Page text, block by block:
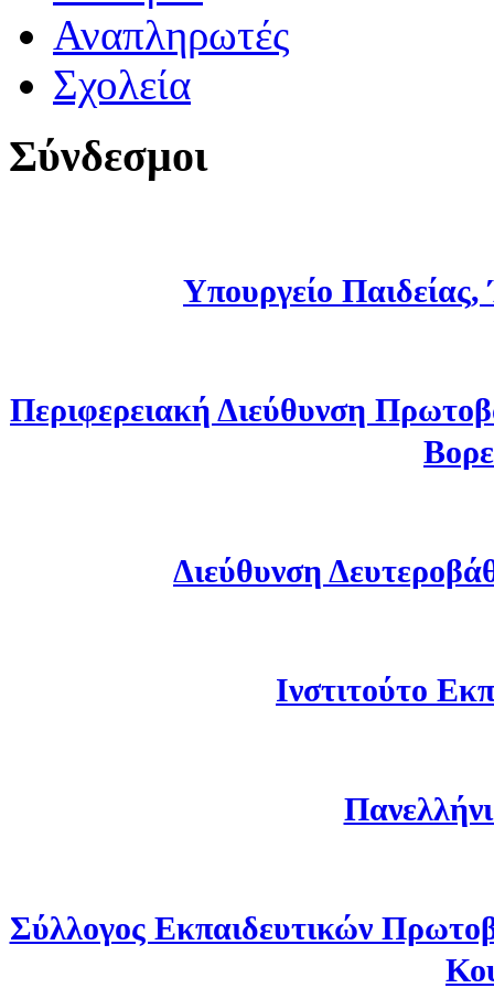
Αναπληρωτές
Σχολεία
Σύνδεσμοι
Υπουργείο
Περιφερειακή Διεύθυνση
Διεύθυνση
Ινστιτούτο
Σύλλογος Εκπαιδευτικών